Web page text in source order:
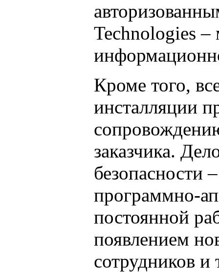
Technologies –
Кроме того,
инсталляции
заказчика.
безопасности
программно-
постоянной
появлением
сотрудников